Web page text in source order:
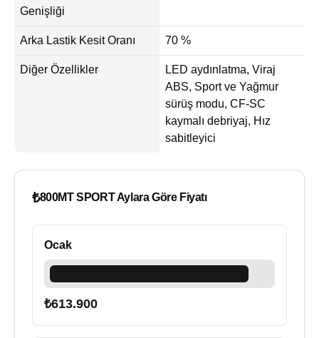
Genişliği
Arka Lastik Kesit Oranı 70 %
Diğer Özellikler
LED aydınlatma, Viraj
ABS, Sport ve Yağmur
sürüş modu, CF-SC
kaymalı debriyaj, Hız
sabitleyici
₺800MT SPORT Aylara Göre Fiyatı
Ocak
₺613.900